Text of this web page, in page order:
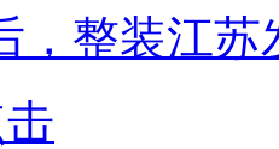
，整装江苏